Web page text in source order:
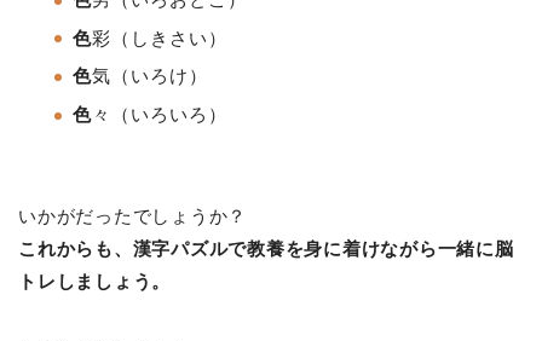
色彩 （しきさい）
色気 （いろけ ）
色々 （いろいろ）
いかがだったでしょうか？
これからも、漢字パズルで教養を身に着けながら一緒に脳
トレしましょう。